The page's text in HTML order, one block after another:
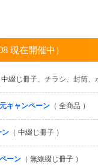
現在開催中）
中綴じ冊子、チラシ、封筒
キャンペーン （ 全商品 ）
ン （ 中綴じ冊子 ）
ーン （ 無線綴じ冊子 ）